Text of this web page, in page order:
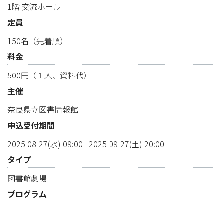
1階 交流ホール
定員
150名（先着順）
料金
500円（１人、資料代）
主催
奈良県立図書情報館
申込受付期間
2025-08-27(水) 09:00 -2025-09-27(土) 20:00
タイプ
図書館劇場
プログラム